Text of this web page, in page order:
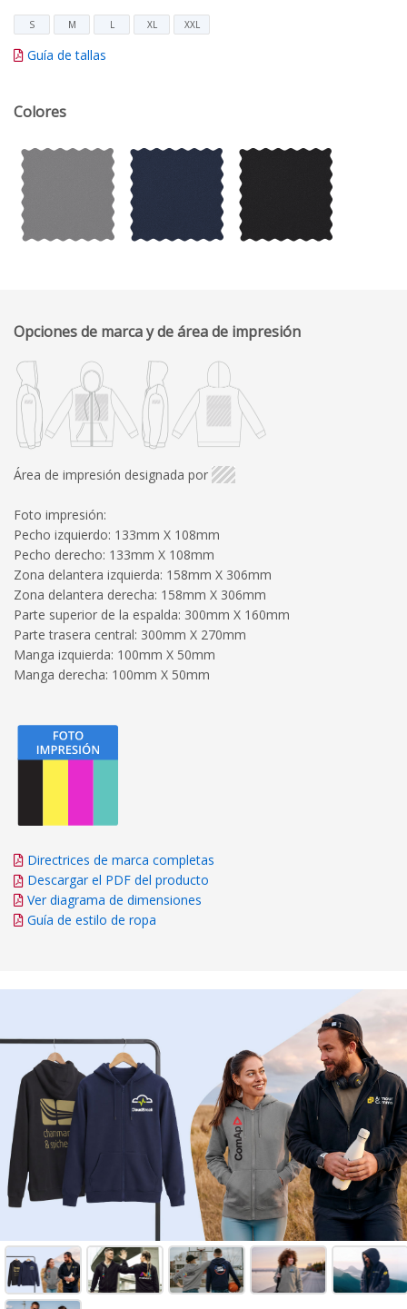
S M L XL XXL
Guía de tallas
Colores
Opciones de marca y de área de impresión
Área de impresión designada por
Foto impresión:
Pecho izquierdo: 133mm X 108mm
Pecho derecho: 133mm X 108mm
Zona delantera izquierda: 158mm X 306mm
Zona delantera derecha: 158mm X 306mm
Parte superior de la espalda: 300mm X 160mm
Parte trasera central: 300mm X 270mm
Manga izquierda: 100mm X 50mm
Manga derecha: 100mm X 50mm
Directrices de marca completas
Descargar el PDF del producto
Ver diagrama de dimensiones
Guía de estilo de ropa